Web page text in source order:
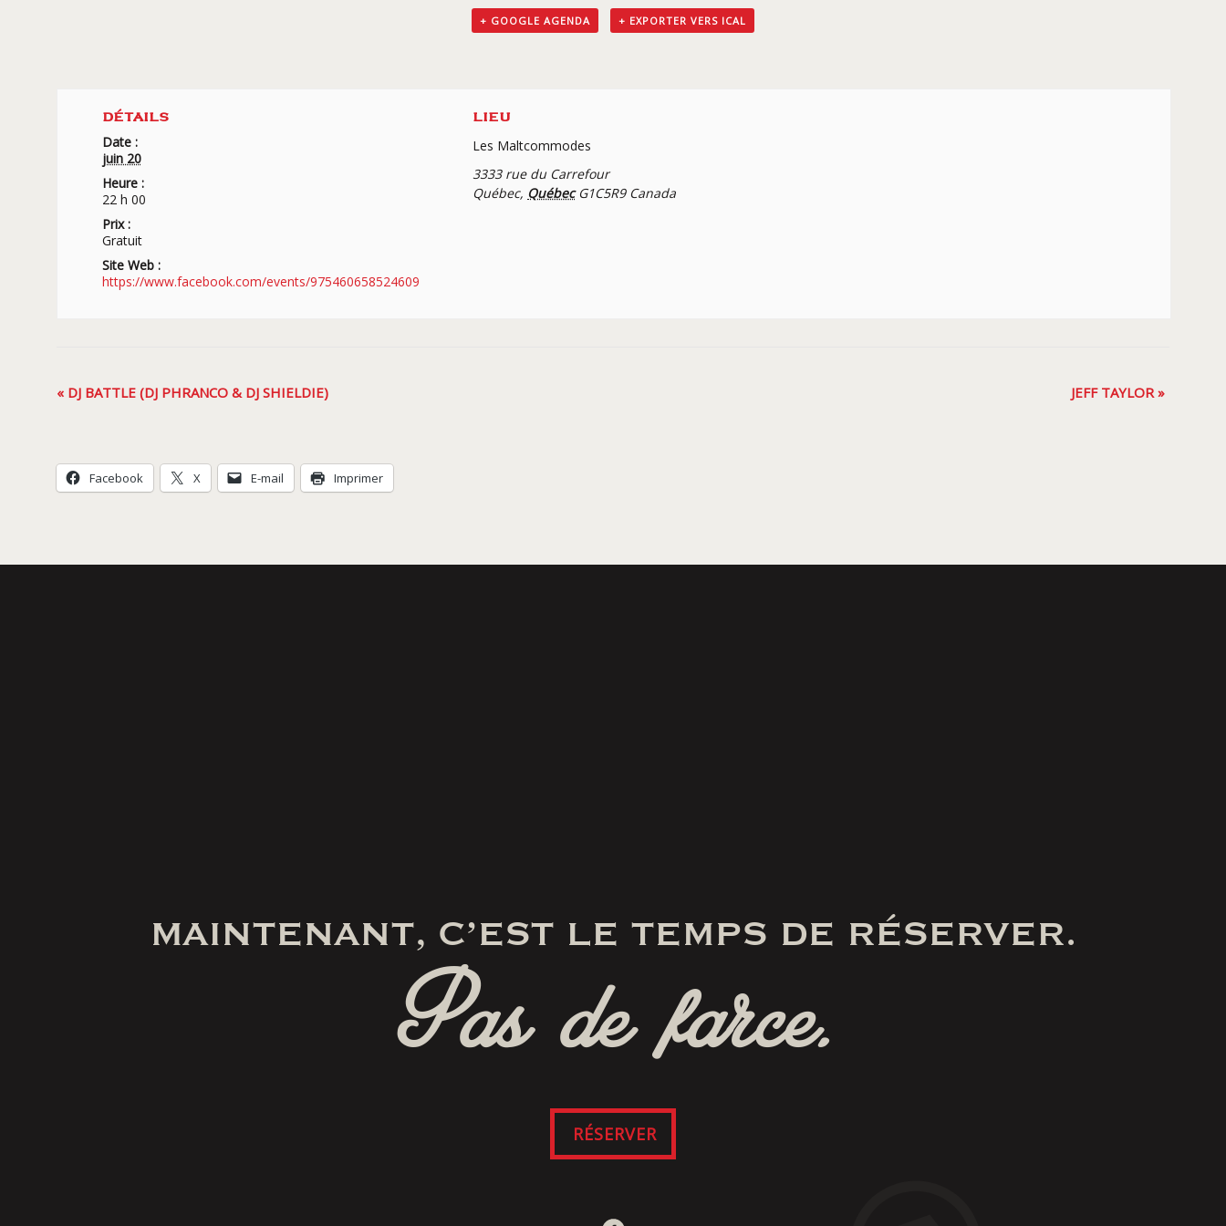
+ GOOGLE AGENDA + EXPORTER VERS ICAL
DÉTAILS
Date :
juin 20
Heure :
22 h 00
Prix :
Gratuit
Site Web :
https://www.facebook.com/events/975460658524609
LIEU
Les Maltcommodes
3333 rue du Carrefour
Québec, Québec G1C5R9 Canada
Navigation
« DJ BATTLE (DJ PHRANCO & DJ SHIELDIE) JEFF TAYLOR»
Facebook X E-mail Imprimer
MAINTENANT, C’EST LE TEMPS DE RÉSERVER.
Pas de farce.
RÉSERVER